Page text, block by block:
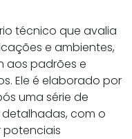
técnico que avalia
e ambientes,
aos padrões e
Ele é elaborado por
uma série de
com o
potenciais